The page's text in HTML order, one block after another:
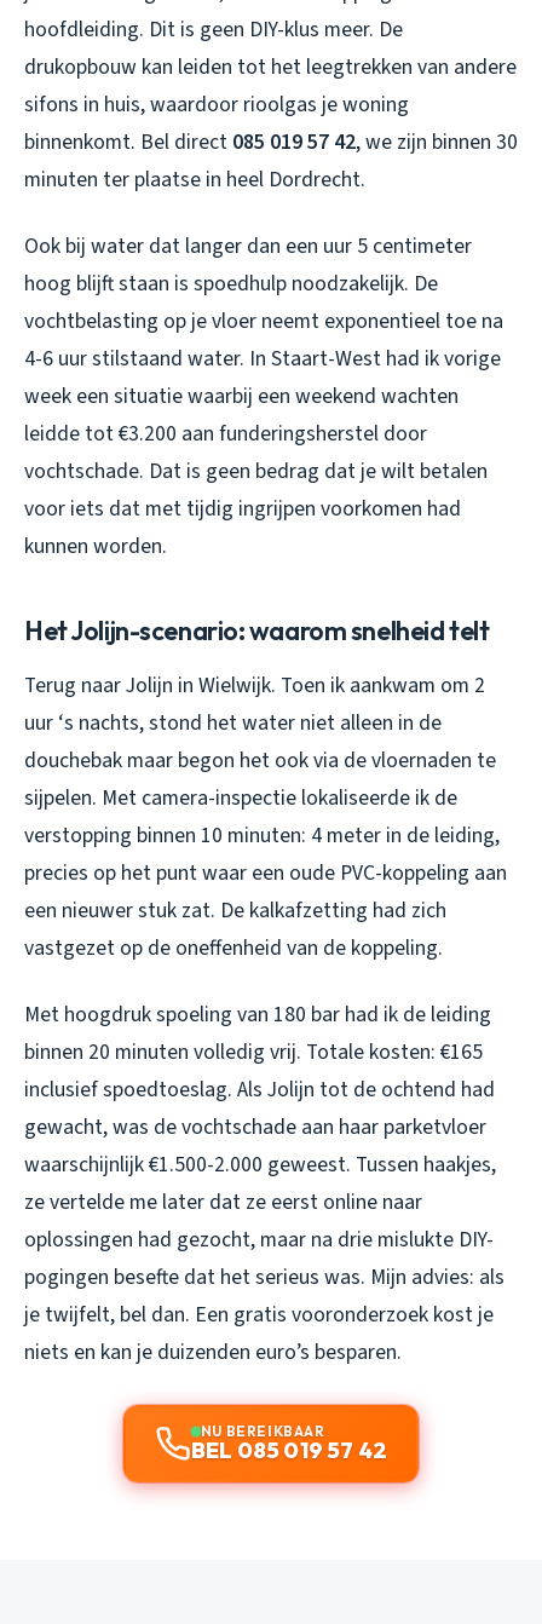
hoofdleiding. Dit is geen DIY-klus meer. De
drukopbouw kan leiden tot het leegtrekken van andere
sifons in huis, waardoor rioolgas je woning
binnenkomt. Bel direct 085 019 57 42, we zijn binnen 30
minuten ter plaatse in heel Dordrecht.
Ook bij water dat langer dan een uur 5 centimeter
hoog blijft staan is spoedhulp noodzakelijk. De
vochtbelasting op je vloer neemt exponentieel toe na
4-6 uur stilstaand water. In Staart-West had ik vorige
week een situatie waarbij een weekend wachten
leidde tot €3.200 aan funderingsherstel door
vochtschade. Dat is geen bedrag dat je wilt betalen
voor iets dat met tijdig ingrijpen voorkomen had
kunnen worden.
Het Jolijn-scenario: waarom snelheid telt
Terug naar Jolijn in Wielwijk. Toen ik aankwam om 2
uur ‘s nachts, stond het water niet alleen in de
douchebak maar begon het ook via de vloernaden te
sijpelen. Met camera-inspectie lokaliseerde ik de
verstopping binnen 10 minuten: 4 meter in de leiding,
precies op het punt waar een oude PVC-koppeling aan
een nieuwer stuk zat. De kalkafzetting had zich
vastgezet op de oneffenheid van de koppeling.
Met hoogdruk spoeling van 180 bar had ik de leiding
binnen 20 minuten volledig vrij. Totale kosten: €165
inclusief spoedtoeslag. Als Jolijn tot de ochtend had
gewacht, was de vochtschade aan haar parketvloer
waarschijnlijk €1.500-2.000 geweest. Tussen haakjes,
ze vertelde me later dat ze eerst online naar
oplossingen had gezocht, maar na drie mislukte DIY-
pogingen besefte dat het serieus was. Mijn advies: als
je twijfelt, bel dan. Een gratis vooronderzoek kost je
niets en kan je duizenden euro’s besparen.
NU BEREIKBAAR
BEL 085 019 57 42